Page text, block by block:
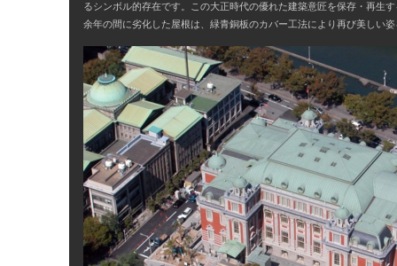
るシンボル的存在です。この大正時代の優れた建築意匠を保存・再生
余年の間に劣化した屋根は、緑青銅板のカバー工法により再び美しい